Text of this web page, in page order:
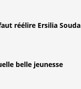
réélire Ersilia
belle jeunesse